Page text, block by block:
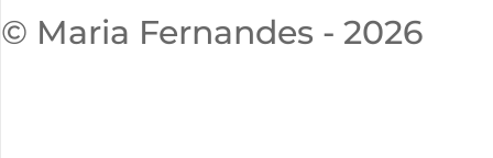
© Maria Fernandes - 2026